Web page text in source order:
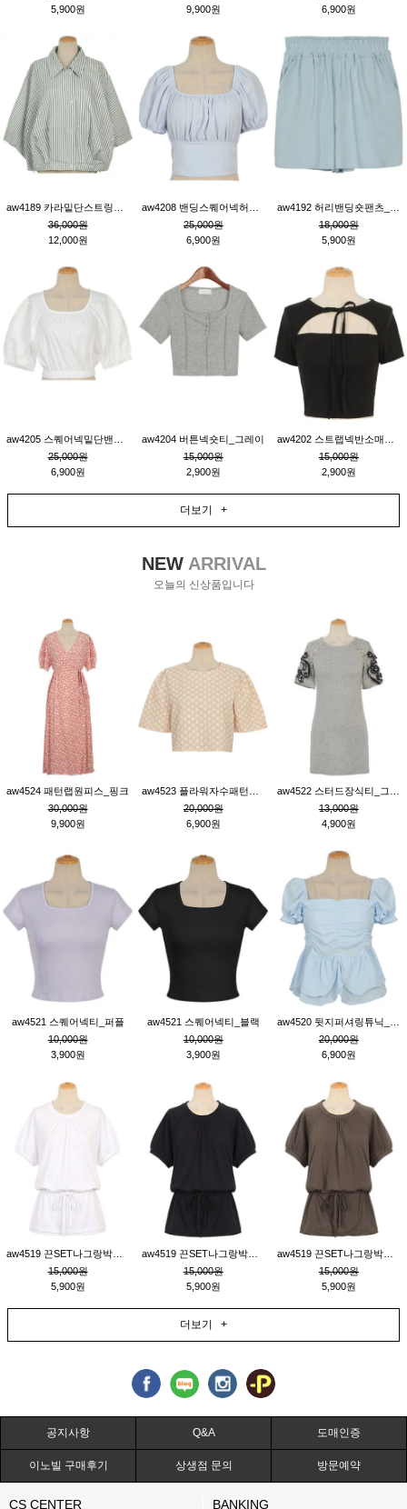
5,900원
9,900원
6,900원
36,000원
12,000원
25,000원
6,900원
18,000원
5,900원
25,000원
6,900원
aw4204 버튼넥숏티_그레이
15,000원
2,900원
15,000원
2,900원
더보기 +
NEWARRIVAL
오늘의 신상품입니다
aw4524 패턴랩원피스_핑크
30,000원
9,900원
20,000원
6,900원
13,000원
4,900원
aw4521 스퀘어넥티_퍼플
10,000원
3,900원
aw4521 스퀘어넥티_블랙
10,000원
3,900원
20,000원
6,900원
15,000원
5,900원
15,000원
5,900원
15,000원
5,900원
더보기 +
공지사항 Q&A 도매인증
이노빌 구매후기 상생점 문의 방문예약
CS CENTER BANKING